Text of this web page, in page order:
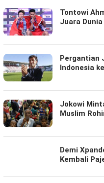
BALADENA.ID
Tontowi
Juara Dunia
Pergantian
Indonesia
Jokowi
Muslim
Demi
Kembali